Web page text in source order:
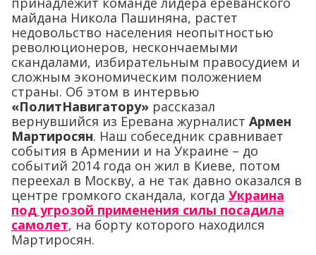
майдана Никола Пашиняна, растет
недовольство населения неопытностью
революционеров, нескончаемыми
скандалами, избирательным правосудием и
сложным экономическим положением
страны. Об этом в интервью
«ПолитНавигатору» рассказал
вернувшийся из Еревана журналист Армен
Мартиросян. Наш собеседник сравнивает
события в Армении и на Украине – до
событий 2014 года он жил в Киеве, потом
переехал в Москву, а не так давно оказался в
центре громкого скандала, когда Украина
под угрозой применения силы посадила
самолет, на борту которого находился
Мартиросян.